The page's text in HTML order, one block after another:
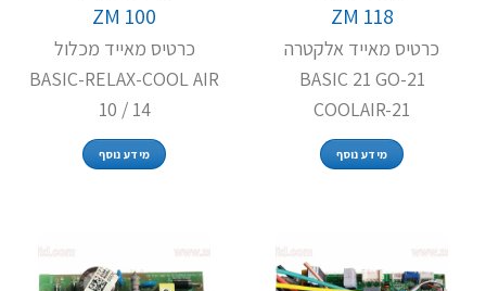
ZM 118
כרטיס מאייד אלקטרה
BASIC 21 GO-21
COOLAIR-21
מידע נוסף
ZM 100
כרטיס מאייד מכלול
BASIC-RELAX-COOL AIR
10 / 14
מידע נוסף